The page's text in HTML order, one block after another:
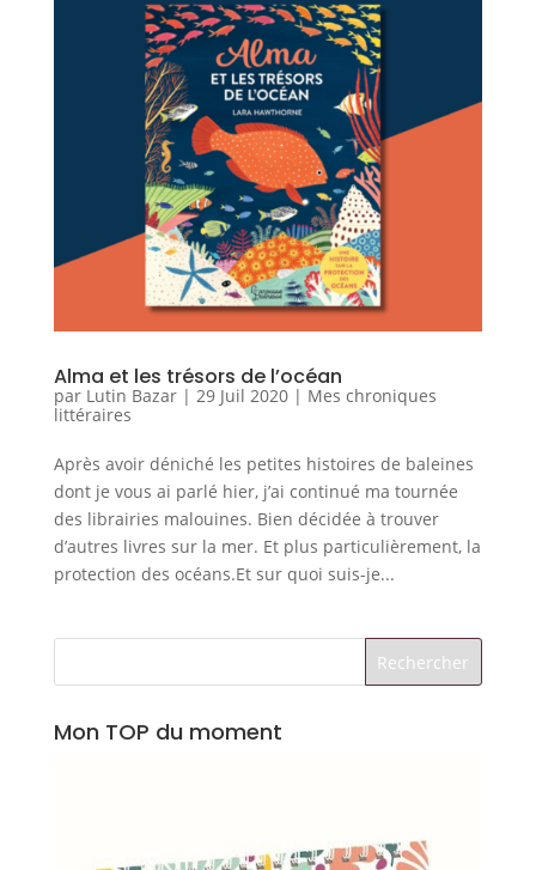
Alma et les trésors de l’océan
par Lutin Bazar| 29 Juil 2020| Mes chroniques
littéraires
Après avoir déniché les petites histoires de baleines
dont je vous ai parlé hier, j’ai continué ma tournée
des librairies malouines. Bien décidée à trouver
d’autres livres sur la mer. Et plus particulièrement, la
protection des océans.Et sur quoi suis-je...
Mon TOP du moment